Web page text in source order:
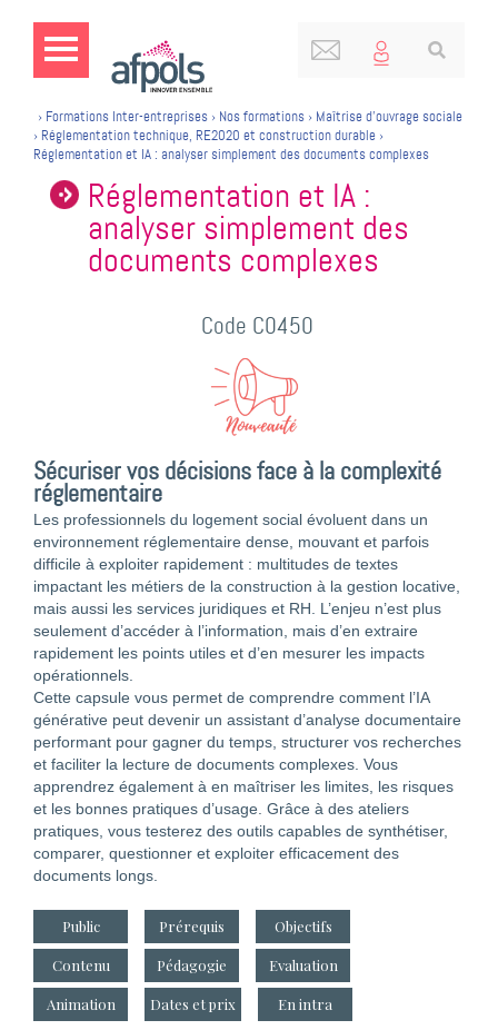
› Formations Inter-entreprises › Nos formations › Maîtrise d'ouvrage sociale
› Réglementation technique, RE2020 et construction durable ›
Réglementation et IA : analyser simplement des documents complexes
Réglementation et IA :
analyser simplement des
documents complexes
Code C0450
Sécuriser vos décisions face à la complexité
réglementaire
Les professionnels du logement social évoluent dans un
environnement réglementaire dense, mouvant et parfois
difficile à exploiter rapidement : multitudes de textes
impactant les métiers de la construction à la gestion locative,
mais aussi les services juridiques et RH. L’enjeu n’est plus
seulement d’accéder à l’information, mais d’en extraire
rapidement les points utiles et d’en mesurer les impacts
opérationnels.
Cette capsule vous permet de comprendre comment l’IA
générative peut devenir un assistant d’analyse documentaire
performant pour gagner du temps, structurer vos recherches
et faciliter la lecture de documents complexes. Vous
apprendrez également à en maîtriser les limites, les risques
et les bonnes pratiques d’usage. Grâce à des ateliers
pratiques, vous testerez des outils capables de synthétiser,
comparer, questionner et exploiter efficacement des
documents longs.
Public Prérequis Objectifs
Contenu Pédagogie Evaluation
Animation Dates et prix En intra